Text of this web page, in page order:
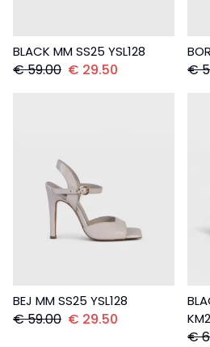
BLACK MM SS25 YSL128
€59.00 € 29.50 €
BEJ MM SS25 YSL128
€59.00 € 29.50
€